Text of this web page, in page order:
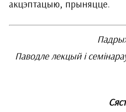
акцэптацыю, прыняцце.
Паводле лекцый і